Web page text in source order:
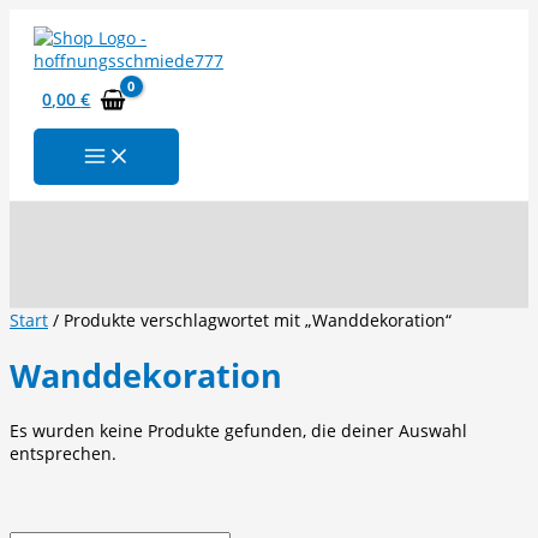
Inhalt
springen
0,00€
Start / Produkte verschlagwortet mit „Wanddekoration“
Wanddekoration
Es wurden keine Produkte gefunden, die deiner Auswahl
entsprechen.